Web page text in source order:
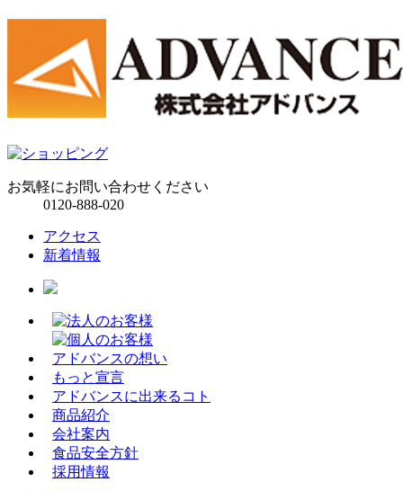
お気軽にお問い合わせください
0120-888-020
アクセス
新着情報
アドバンスの想い
もっと宣言
アドバンスに出来るコト
商品紹介
会社案内
食品安全方針
採用情報